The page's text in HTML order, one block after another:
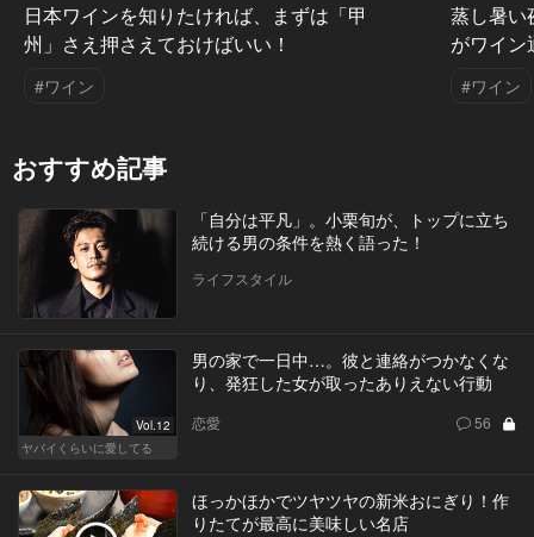
日本ワインを知りたければ、まずは「甲
州」さえ押さえておけばいい！
#ワイン
蒸し暑い
がワイン
#ワイン
おすすめ記事
「自分は平凡」。小栗旬が、トップに立ち
続ける男の条件を熱く語った！
ライフスタイル
Vol.12
ヤバイくらいに愛してる
男の家で一日中…。彼と連絡がつかなくな
り、発狂した女が取ったありえない行動
恋愛 56
ほっかほかでツヤツヤの新米おにぎり！作
りたてが最高に美味しい名店